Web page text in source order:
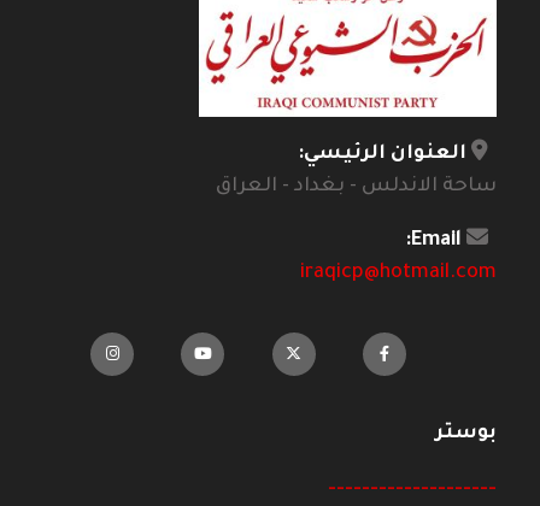
العنوان الرئيسي:
ساحة الاندلس - بغداد - العراق
Email:
iraqicp@hotmail.com
بوستر
--------------------